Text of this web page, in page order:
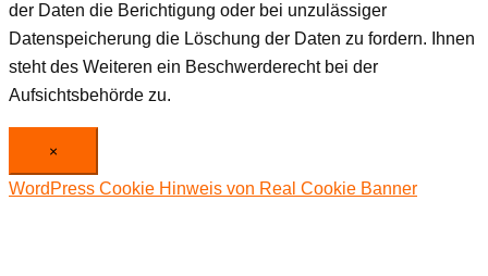
der Daten die Berichtigung oder bei unzulässiger
Datenspeicherung die Löschung der Daten zu fordern. Ihnen
steht des Weiteren ein Beschwerderecht bei der
Aufsichtsbehörde zu.
×
WordPress Cookie Hinweis von Real Cookie Banner